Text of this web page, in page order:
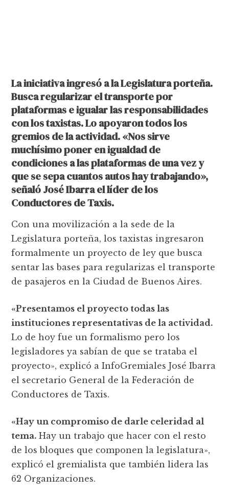
La iniciativa ingresó a la Legislatura porteña.
Busca regularizar el transporte por
plataformas e igualar las responsabilidades
con los taxistas. Lo apoyaron todos los
gremios de la actividad. «Nos sirve
muchísimo poner en igualdad de
condiciones a las plataformas de una vez y
que se sepa cuantos autos hay trabajando»,
señaló José Ibarra el líder de los
Conductores de Taxis.
Con una movilización a la sede de la
Legislatura porteña, los taxistas ingresaron
formalmente un proyecto de ley que busca
sentar las bases para regularizas el transporte
de pasajeros en la Ciudad de Buenos Aires.
«Presentamos el proyecto todas las
instituciones representativas de la actividad.
Lo de hoy fue un formalismo pero los
legisladores ya sabían de que se trataba el
proyecto», explicó a InfoGremiales José Ibarra
el secretario General de la Federación de
Conductores de Taxis.
«Hay un compromiso de darle celeridad al
tema. Hay un trabajo que hacer con el resto
de los bloques que componen la legislatura»,
explicó el gremialista que también lidera las
62 Organizaciones.